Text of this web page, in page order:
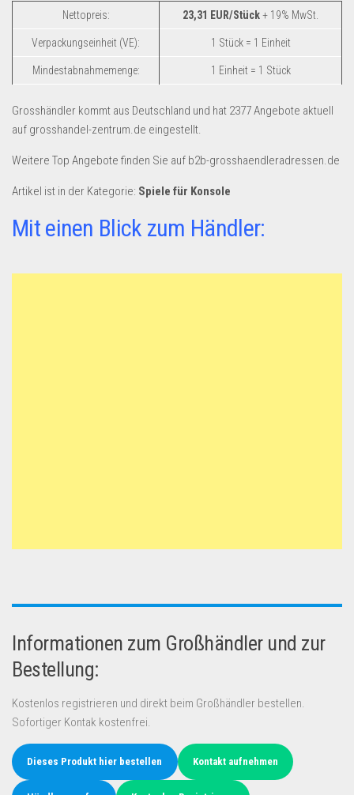
Nettopreis: 23,31 EUR/Stück+ 19% MwSt.
Verpackungseinheit (VE): 1 Stück = 1 Einheit
Mindestabnahmemenge: 1 Einheit = 1 Stück
Grosshändler kommt aus Deutschland und hat 2377 Angebote aktuell
auf grosshandel-zentrum.de eingestellt.
Weitere Top Angebote finden Sie auf b2b-grosshaendleradressen.de
Artikel ist in der Kategorie: Spiele für Konsole
Mit einen Blick zum Händler:
Informationen zum Großhändler und zur
Bestellung:
Kostenlos registrieren und direkt beim Großhändler bestellen.
Sofortiger Kontak kostenfrei.
Dieses Produkt hier bestellen Kontakt aufnehmen